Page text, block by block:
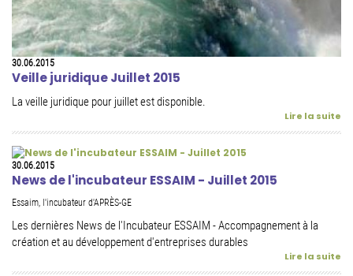
30.06.2015
Veille juridique Juillet 2015
La veille juridique pour juillet est disponible.
Lire la suite
30.06.2015
News de l'incubateur ESSAIM - Juillet 2015
Essaim, l'incubateur d'APRÈS-GE
Les dernières News de l'Incubateur ESSAIM - Accompagnement à la
création et au développement d'entreprises durables
Lire la suite